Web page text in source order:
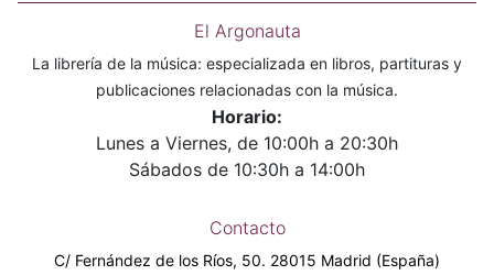
El Argonauta
La librería de la música: especializada en libros, partituras y
publicaciones relacionadas con la música.
Horario:
Lunes a Viernes, de 10:00h a 20:30h
Sábados de 10:30h a 14:00h
Contacto
C/ Fernández de los Ríos, 50. 28015 Madrid (España)